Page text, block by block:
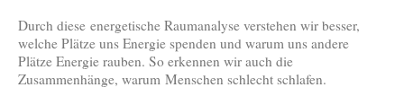
Durch diese energetische Raumanalyse verstehen wir besser,
welche Plätze uns Energie spenden und warum uns andere
Plätze Energie rauben. So erkennen wir auch die
Zusammenhänge, warum Menschen schlecht schlafen.